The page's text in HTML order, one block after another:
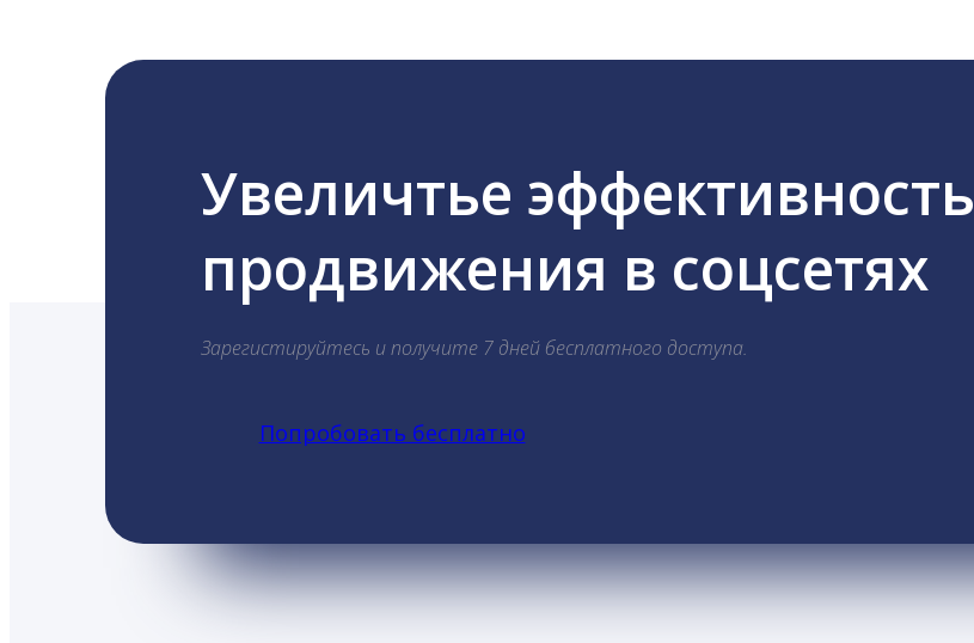
Увеличтье эффективность
продвижения в соцсетях
Зарегистируйтесь и получите 7 дней бесплатного доступа.
Попробовать бесплатно